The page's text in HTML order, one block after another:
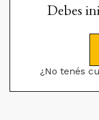
Debes
¿No tenés